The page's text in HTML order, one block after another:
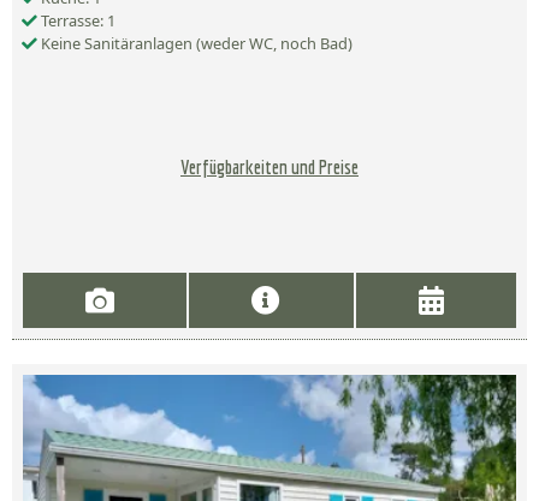
Terrasse: 1
Keine Sanitäranlagen (weder WC, noch Bad)
Verfügbarkeiten und Preise